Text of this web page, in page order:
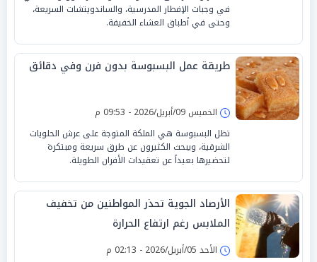
في وجبات الإفطار المدرسية، والساندويتشات السريعة،
وحتى في أطباق العشاء الخفيفة.
طريقة عمل البسبوسة بدون فرن وفي دقائق
الخميس 09/أبريل/2026 - 09:53 م
تظل البسبوسة هي الملكة المتوجة على عرش الحلويات
الشرقية، ويبحث الكثيرون عن طرق سريعة ومبتكرة
لتحضيرها بعيداً عن تعقيدات الأفران الطويلة.
الأرصاد الجوية تحذر المواطنين من تخفيف
الملابس رغم ارتفاع الحرارة
الأحد 05/أبريل/2026 - 02:13 م